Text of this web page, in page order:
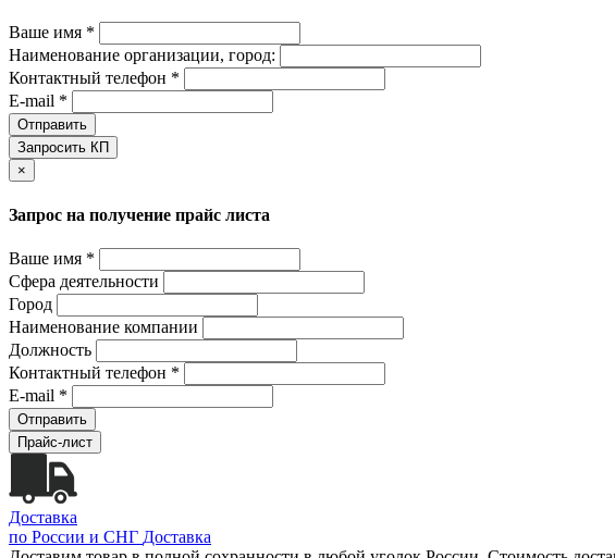
Ваше имя *
Наименование организации, город:
Контактный телефон *
E-mail *
Отправить
Запросить КП
×
Запрос на получение прайс листа
Ваше имя *
Сфера деятельности
Город
Наименование компании
Должность
Контактный телефон *
E-mail *
Отправить
Прайс-лист
Доставка
по России и СНГ Доставка